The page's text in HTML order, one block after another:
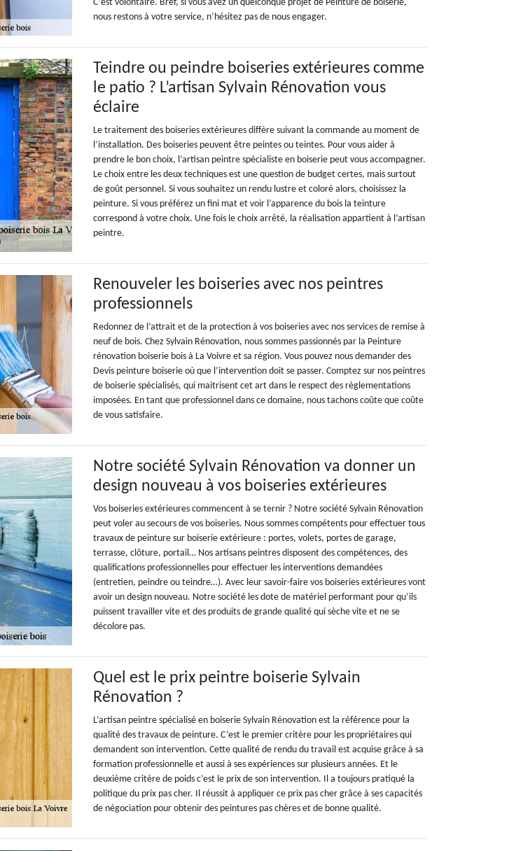
C’est volontaire. Bref, si vous avez un quelconque projet de Peinture de boiserie,
nous restons à votre service, n’hésitez pas de nous engager.
Teindre ou peindre boiseries extérieures comme
le patio ? L’artisan Sylvain Rénovation vous
éclaire
Le traitement des boiseries extérieures diffère suivant la commande au moment de
l’installation. Des boiseries peuvent être peintes ou teintes. Pour vous aider à
prendre le bon choix, l’artisan peintre spécialiste en boiserie peut vous accompagner.
Le choix entre les deux techniques est une question de budget certes, mais surtout
de goût personnel. Si vous souhaitez un rendu lustre et coloré alors, choisissez la
peinture. Si vous préférez un fini mat et voir l’apparence du bois la teinture
correspond à votre choix. Une fois le choix arrêté, la réalisation appartient à l’artisan
peintre.
Renouveler les boiseries avec nos peintres
professionnels
Redonnez de l’attrait et de la protection à vos boiseries avec nos services de remise à
neuf de bois. Chez Sylvain Rénovation, nous sommes passionnés par la Peinture
rénovation boiserie bois à La Voivre et sa région. Vous pouvez nous demander des
Devis peinture boiserie où que l’intervention doit se passer. Comptez sur nos peintres
de boiserie spécialisés, qui maitrisent cet art dans le respect des règlementations
imposées. En tant que professionnel dans ce domaine, nous tachons coûte que coûte
de vous satisfaire.
Notre société Sylvain Rénovation va donner un
design nouveau à vos boiseries extérieures
Vos boiseries extérieures commencent à se ternir ? Notre société Sylvain Rénovation
peut voler au secours de vos boiseries. Nous sommes compétents pour effectuer tous
travaux de peinture sur boiserie extérieure : portes, volets, portes de garage,
terrasse, clôture, portail… Nos artisans peintres disposent des compétences, des
qualifications professionnelles pour effectuer les interventions demandées
(entretien, peindre ou teindre…). Avec leur savoir-faire vos boiseries extérieures vont
avoir un design nouveau. Notre société les dote de matériel performant pour qu’ils
puissent travailler vite et des produits de grande qualité qui sèche vite et ne se
décolore pas.
Quel est le prix peintre boiserie Sylvain
Rénovation ?
L’artisan peintre spécialisé en boiserie Sylvain Rénovation est la référence pour la
qualité des travaux de peinture. C’est le premier critère pour les propriétaires qui
demandent son intervention. Cette qualité de rendu du travail est acquise grâce à sa
formation professionnelle et aussi à ses expériences sur plusieurs années. Et le
deuxième critère de poids c’est le prix de son intervention. Il a toujours pratiqué la
politique du prix pas cher. Il réussit à appliquer ce prix pas cher grâce à ses capacités
de négociation pour obtenir des peintures pas chères et de bonne qualité.